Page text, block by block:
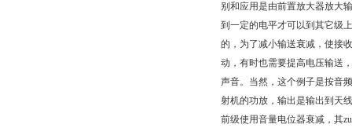
别和应用是由前置放大器放大
到一定的电平才可以到其它级
的，为了减小输送衰减，使接
动，有时也需要提高电压输送
声音。当然，这个例子是按音
射机的功放，输出是输出到天
前级使用音量电位器衰减，其